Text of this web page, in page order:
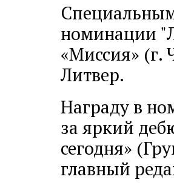
номинации
«Миссия» (г.
Литвер.
Награду в
за яркий
сегодня»
главный